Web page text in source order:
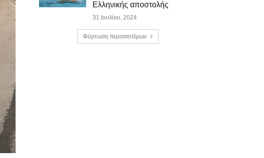
Ελληνικής αποστολής
31 Ιουλίου, 2024
Φόρτωση περισσοτέρων